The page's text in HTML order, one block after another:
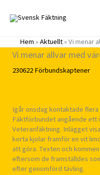
innehåll
Hem»Aktuellt»Vi menar
Vi menar allvar med
230622Förbundskaptener
Igår onsdag kontaktade
Fäktförbundet angående ett
Veteranfäktning. Inlägget
korta kjolar framför en vit
att göra. Texten och
eftersom de framställdes
efter genomförd tävling.